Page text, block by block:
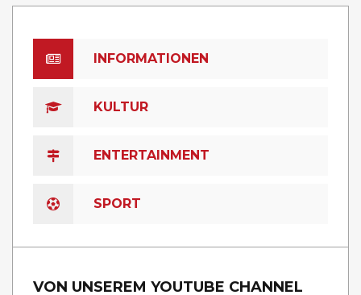
INFORMATIONEN
KULTUR
ENTERTAINMENT
SPORT
VON UNSEREM YOUTUBE CHANNEL